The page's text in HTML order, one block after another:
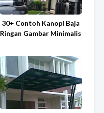
30+ Contoh Kanopi Baja
Ringan Gambar Minimalis